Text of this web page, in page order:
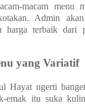
macam menu
Admin
harga terbaik dari
yang Variatif
Hayat ngerti
emak itu suka